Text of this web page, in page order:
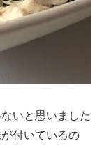
いと思いました
付いているの